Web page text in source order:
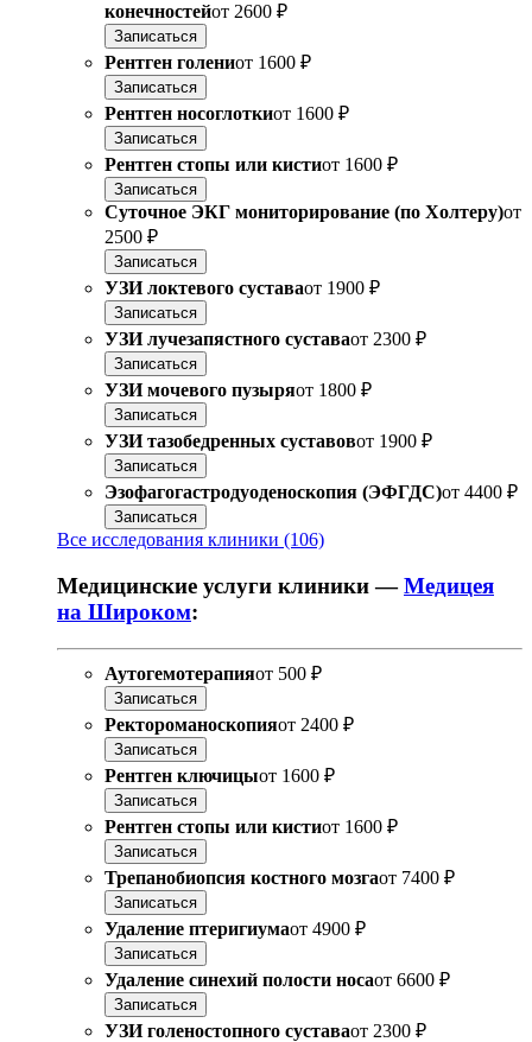
конечностейот 2600 ₽
Записаться
Рентген голениот 1600 ₽
Записаться
Рентген носоглоткиот 1600 ₽
Записаться
Рентген стопы или кистиот 1600 ₽
Записаться
Суточное ЭКГ мониторирование (по Холтеру)от
2500 ₽
Записаться
УЗИ локтевого суставаот 1900 ₽
Записаться
УЗИ лучезапястного суставаот 2300 ₽
Записаться
УЗИ мочевого пузыряот 1800 ₽
Записаться
УЗИ тазобедренных суставовот 1900 ₽
Записаться
Эзофагогастродуоденоскопия (ЭФГДС)от 4400 ₽
Записаться
Все исследования клиники (106)
Медицинские услуги клиники —Медицея
на Широком:
Аутогемотерапияот 500 ₽
Записаться
Ректороманоскопияот 2400 ₽
Записаться
Рентген ключицыот 1600 ₽
Записаться
Рентген стопы или кистиот 1600 ₽
Записаться
Трепанобиопсия костного мозгаот 7400 ₽
Записаться
Удаление птеригиумаот 4900 ₽
Записаться
Удаление синехий полости носаот 6600 ₽
Записаться
УЗИ голеностопного суставаот 2300 ₽